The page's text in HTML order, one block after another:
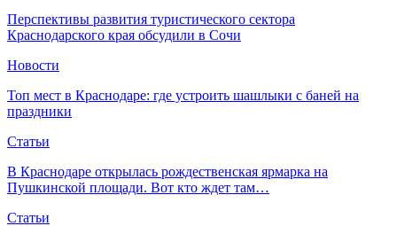
Перспективы развития туристического сектора
Краснодарского края обсудили в Сочи
Новости
Топ мест в Краснодаре: где устроить шашлыки с баней на
праздники
Статьи
В Краснодаре открылась рождественская ярмарка на
Пушкинской площади. Вот кто ждет там…
Статьи